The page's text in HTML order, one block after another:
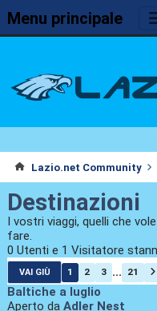
Menu principale
Lazio.net Community
Destinazioni
I vostri viaggi, quelli che
fare.
0 Utenti e 1 Visitatore
VAI GIÙ 1 2 3 ... 21
Baltiche a luglio
Aperto da Adler Nest